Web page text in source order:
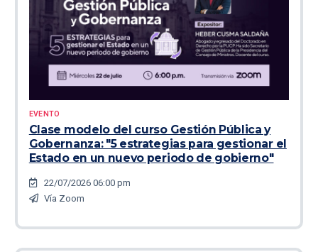
EVENTO
Clase modelo del curso Gestión Pública y
Gobernanza: "5 estrategias para gestionar el
Estado en un nuevo periodo de gobierno"
22/07/2026 06:00 pm
Vía Zoom